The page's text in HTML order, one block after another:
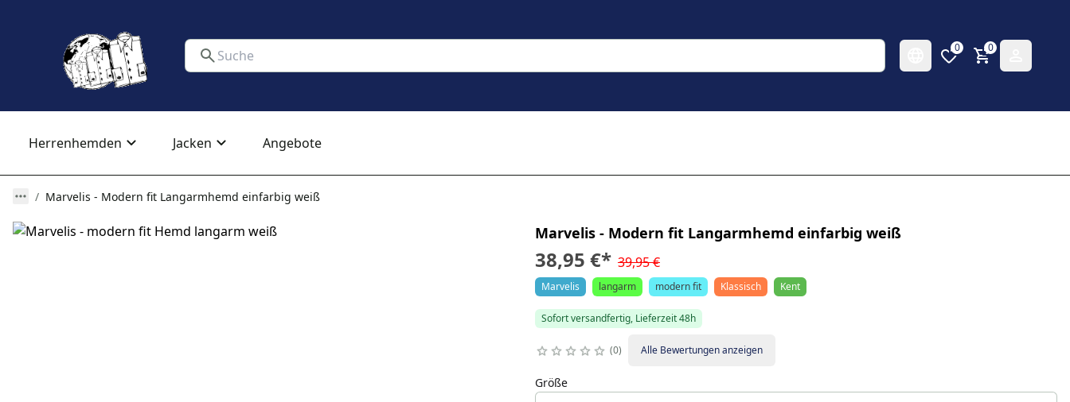
0 0
Herrenhemden Jacken Angebote
Marvelis - Modern fit Langarmhemd einfarbig weiß
Marvelis - Modern fit Langarmhemd einfarbig weiß
38,95 €* 39,95 €
Marvelis langarm modern fit Klassisch Kent
Sofort versandfertig, Lieferzeit 48h
0 Alle Bewertungen anzeigen
Größe